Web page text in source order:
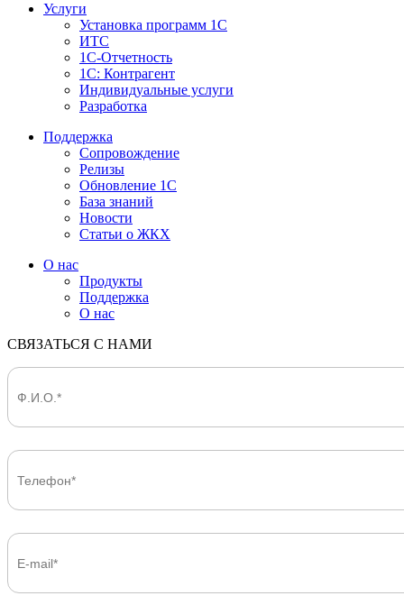
Услуги
Установка программ 1С
ИТС
1С-Отчетность
1С: Контрагент
Индивидуальные услуги
Разработка
Поддержка
Сопровождение
Релизы
Обновление 1С
База знаний
Новости
Статьи о ЖКХ
О нас
Продукты
Поддержка
О нас
СВЯЗАТЬСЯ С НАМИ